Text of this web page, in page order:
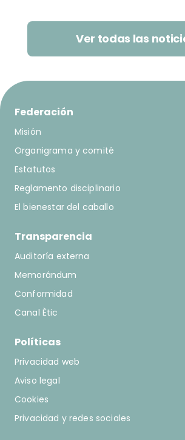
Ver todas las
Federación
Misión
Organigrama y comité
Estatutos
Reglamento disciplinario
El bienestar del caballo
Transparencia
Auditoría externa
Memorándum
Conformidad
Canal Ètic
Políticas
Privacidad web
Aviso legal
Cookies
Privacidad y redes sociales